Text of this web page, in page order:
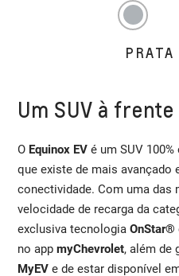
PRATA
Um SUV à
O Equinox EV é um SUV
que existe de mais avançado
conectividade. Com uma das
velocidade de recarga da
exclusiva tecnologiaOnStar®
no appmyChevrolet, além de
MyEV e de estar disponível